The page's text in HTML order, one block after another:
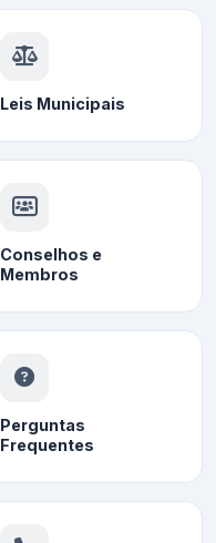
Leis Municipais
Conselhos e
Membros
Perguntas
Frequentes